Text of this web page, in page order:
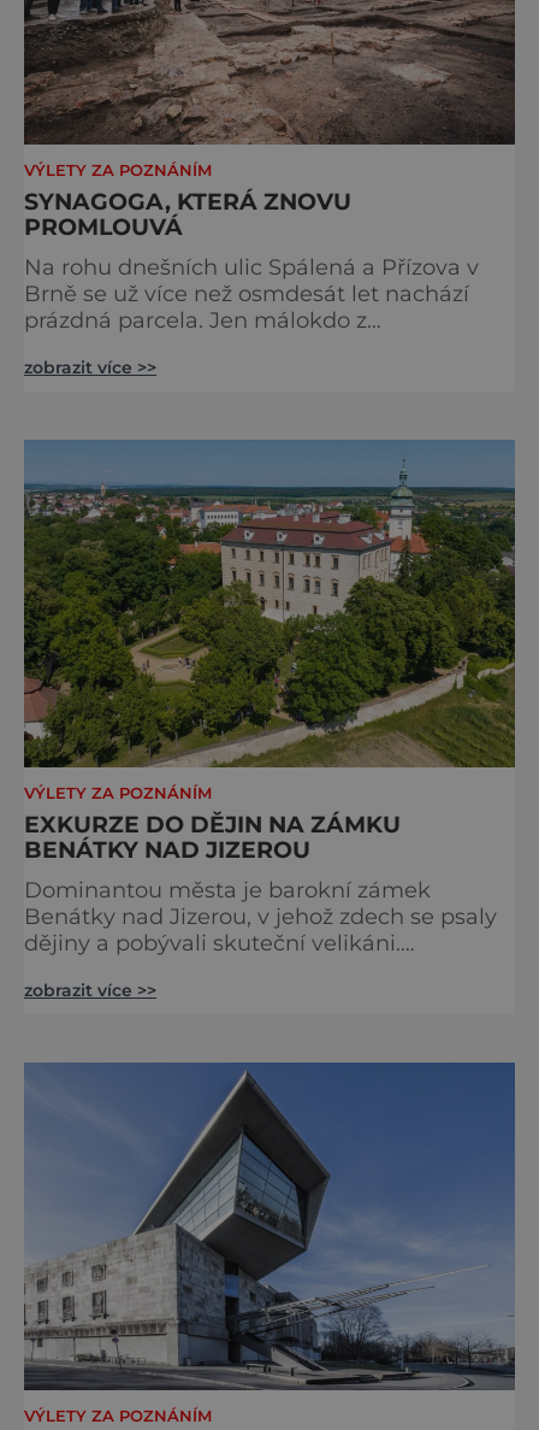
VÝLETY ZA POZNÁNÍM
SYNAGOGA, KTERÁ ZNOVU
PROMLOUVÁ
Na rohu dnešních ulic Spálená a Přízova v
Brně se už více než osmdesát let nachází
prázdná parcela. Jen málokdo z
z největších synagog v českých zemích –
Velká synagoga byla slavnostně otevřena v
roce 1856, v době, kdy se město proměňovalo
v p
zobrazit více >>
VÝLETY ZA POZNÁNÍM
EXKURZE DO DĚJIN NA ZÁMKU
BENÁTKY NAD JIZEROU
Dominantou města je barokní zámek
Benátky nad Jizerou, v jehož zdech se psaly
dějiny a pobývali skuteční velikáni.
tu prováděl svá slavná astronomická měření
spolupráci s jeho přítelem, slavným Janem
Keplerem. Tímto historickým setkáním je
inspirována i zážitková mobilní detek
zobrazit více >>
VÝLETY ZA POZNÁNÍM